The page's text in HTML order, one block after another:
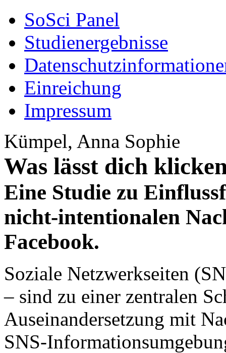
SoSci Panel
Studienergebnisse
Einreichung
Impressum
Kümpel, Anna Sophie
Was lässt dich
Eine Studie zu
nicht-intentionalen
Facebook.
Soziale Netzwerkseiten
– sind zu einer zentralen
Auseinandersetzung mit
SNS-